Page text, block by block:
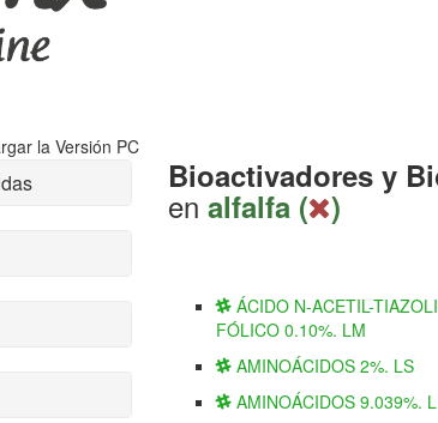
la Versión PC
Bioactivadores y
en alfalfa ( )
ÁCIDO N-ACETIL-
FÓLICO 0.10%. LM
AMINOÁCIDOS 2%. LS
AMINOÁCIDOS 9.039%. L